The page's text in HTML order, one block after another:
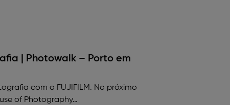
ESGOTADO
| Photowalk – Porto em
com a FUJIFILM. No próximo
of Photography…